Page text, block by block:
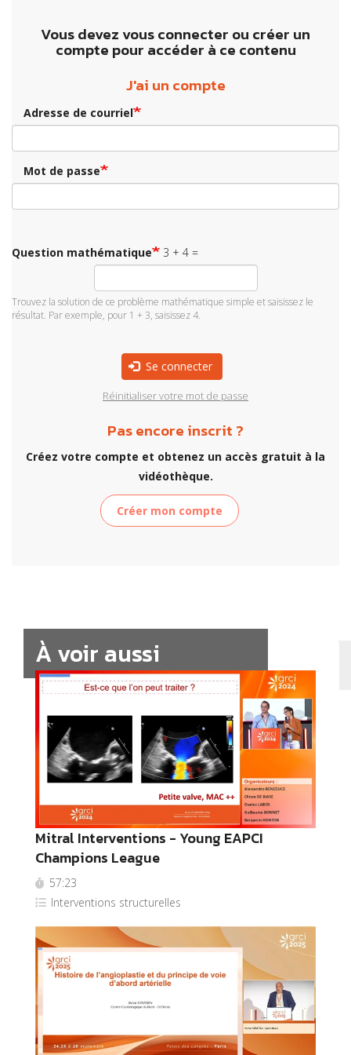
Vous devez vous connecter ou créer un
compte pour accéder à ce contenu
J'ai un compte
Adresse de courriel
Mot de passe
Question mathématique 3 + 4 =
Trouvez la solution de ce problème mathématique simple et saisissez le
résultat. Par exemple, pour 1 + 3, saisissez 4.
Se connecter
Réinitialiser votre mot de passe
Pas encore inscrit ?
Créez votre compte et obtenez un accès gratuit à la
vidéothèque.
Créer mon compte
À voir aussi
Mitral Interventions - Young EAPCI
Champions League
57:23
Interventions structurelles